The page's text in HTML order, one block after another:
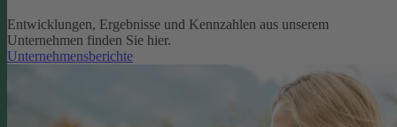
Entwicklungen, Ergebnisse und Kennzahlen aus unserem
Unternehmen finden Sie hier.
Unternehmensberichte